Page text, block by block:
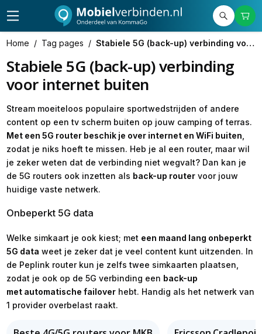
Home / Tag pages / Stabiele 5G (back-up) verbinding voor internet buiten
Stabiele 5G (back-up) verbinding
voor internet buiten
Stream moeiteloos populaire sportwedstrijden of andere
content op een tv scherm buiten op jouw camping of terras.
Met een 5G router beschik je over internet en WiFi buiten
zodat je niks hoeft te missen. Heb je al een router, maar wil
je zeker weten dat de verbinding niet wegvalt? Dan kan je
de 5G routers ook inzetten als back-up routervoor jouw
huidige vaste netwerk.
Onbeperkt 5G data
Welke simkaart je ook kiest; met een maand lang onbeperkt
5G data weet je zeker dat je veel content kunt uitzenden. In
de Peplink router kun je zelfs twee simkaarten plaatsen,
zodat je ook op de 5G verbinding een back-up
met automatische failoverhebt. Handig als het netwerk van
1 provider overbelast raakt.